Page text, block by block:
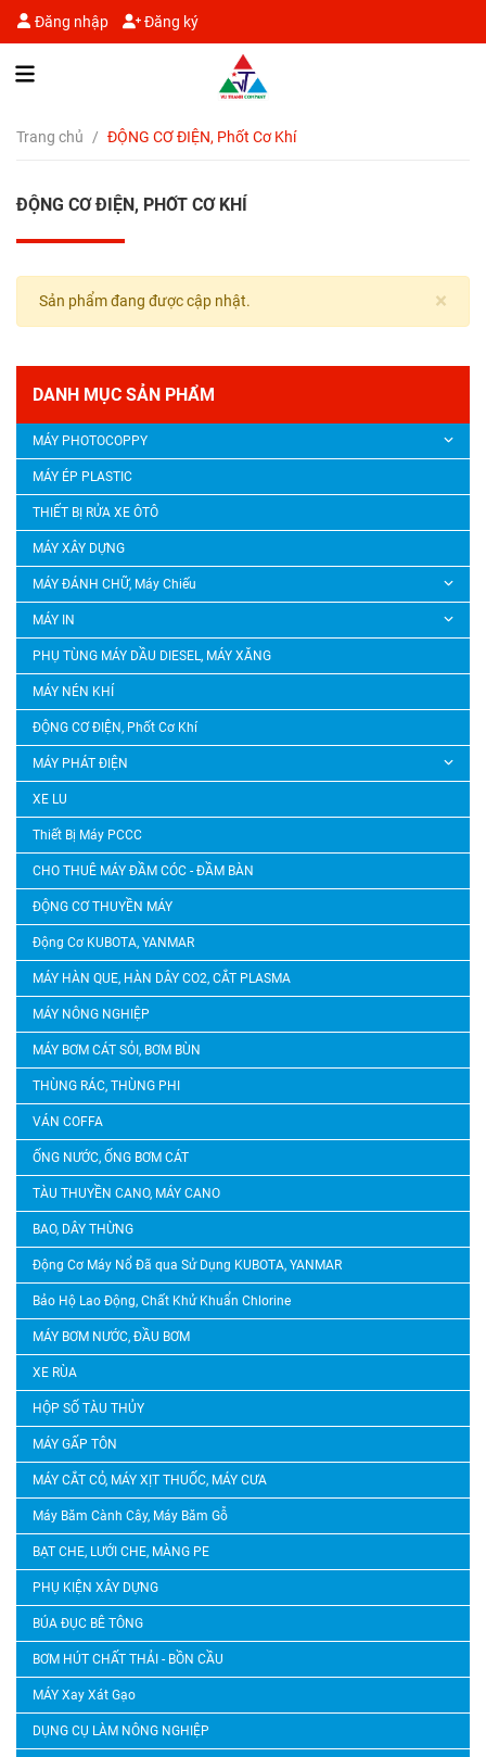
Đăng nhập Đăng ký
Trang chủ / ĐỘNG CƠ ĐIỆN, Phốt Cơ Khí
ĐỘNG CƠ ĐIỆN, PHỐT CƠ KHÍ
×
Sản phẩm đang được cập nhật.
DANH MỤC SẢN PHẨM
MÁY PHOTOCOPPY
MÁY ÉP PLASTIC
THIẾT BỊ RỬA XE ÔTÔ
MÁY XÂY DỰNG
MÁY ĐÁNH CHỮ, Máy Chiếu
MÁY IN
PHỤ TÙNG MÁY DẦU DIESEL, MÁY XĂNG
MÁY NÉN KHÍ
ĐỘNG CƠ ĐIỆN, Phốt Cơ Khí
MÁY PHÁT ĐIỆN
XE LU
Thiết Bị Máy PCCC
CHO THUÊ MÁY ĐẦM CÓC - ĐẦM BÀN
ĐỘNG CƠ THUYỀN MÁY
Động Cơ KUBOTA, YANMAR
MÁY HÀN QUE, HÀN DÂY CO2, CẮT PLASMA
MÁY NÔNG NGHIỆP
MÁY BƠM CÁT SỎI, BƠM BÙN
THÙNG RÁC, THÙNG PHI
VÁN COFFA
ỐNG NƯỚC, ỐNG BƠM CÁT
TÀU THUYỀN CANO, MÁY CANO
BAO, DÂY THỪNG
Động Cơ Máy Nổ Đã qua Sử Dụng KUBOTA, YANMAR
Bảo Hộ Lao Động, Chất Khử Khuẩn Chlorine
MÁY BƠM NƯỚC, ĐẦU BƠM
XE RÙA
HỘP SỐ TÀU THỦY
MÁY GẤP TÔN
MÁY CẮT CỎ, MÁY XỊT THUỐC, MÁY CƯA
Máy Băm Cành Cây, Máy Băm Gỗ
BẠT CHE, LƯỚI CHE, MÀNG PE
PHỤ KIỆN XÂY DỰNG
BÚA ĐỤC BÊ TÔNG
BƠM HÚT CHẤT THẢI - BỒN CẦU
MÁY Xay Xát Gạo
DỤNG CỤ LÀM NÔNG NGHIỆP